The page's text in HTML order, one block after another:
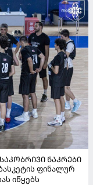
ᲜᲐᲙᲠᲔᲑᲘ
ფინალურ
იწყებს